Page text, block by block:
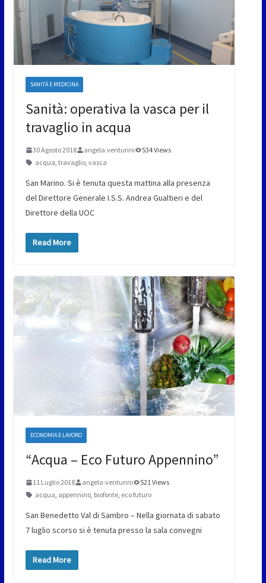
SANITÀ E MEDICINA
Sanità: operativa la vasca per il
travaglio in acqua
30 Agosto 2018 angela.venturini
534 Views
acqua, travaglio, vasca
San Marino. Si è tenuta questa mattina alla presenza
del Direttore Generale I.S.S. Andrea Gualtieri e del
Direttore della UOC
Read More
ECONOMIA E LAVORO
“Acqua – Eco Futuro Appennino”
11 Luglio 2018 angela.venturini
521 Views
acqua, appennino, biofonte, eco futuro
San Benedetto Val di Sambro – Nella giornata di sabato
7 luglio scorso si è tenuta presso la sala convegni
Read More